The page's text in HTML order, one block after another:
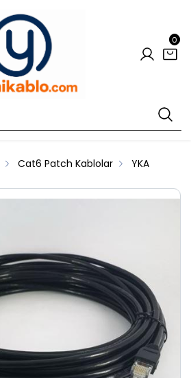
0
Cat6 Patch Kablolar YKA